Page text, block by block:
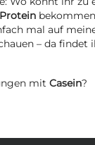
mal auf
– da findet
mit Casein?